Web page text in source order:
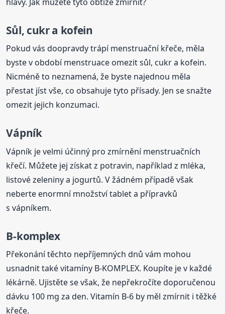
Sůl, cukr a kofein
Pokud vás doopravdy trápí menstruační křeče, měla
byste v období menstruace omezit sůl, cukr a kofein.
Nicméně to neznamená, že byste najednou měla
přestat jíst vše, co obsahuje tyto přísady. Jen se snažte
omezit jejich konzumaci.
Vápník
Vápník je velmi účinný pro zmírnění menstruačních
křečí. Můžete jej získat z potravin, například z mléka,
listové zeleniny a jogurtů. V žádném případě však
neberte enormní množství tablet a přípravků
s vápníkem.
B-komplex
Překonání těchto nepříjemných dnů vám mohou
usnadnit také vitamíny B-KOMPLEX. Koupíte je v každé
lékárně. Ujistěte se však, že nepřekročíte doporučenou
dávku 100 mg za den. Vitamín B-6 by měl zmírnit i těžké
křeče.